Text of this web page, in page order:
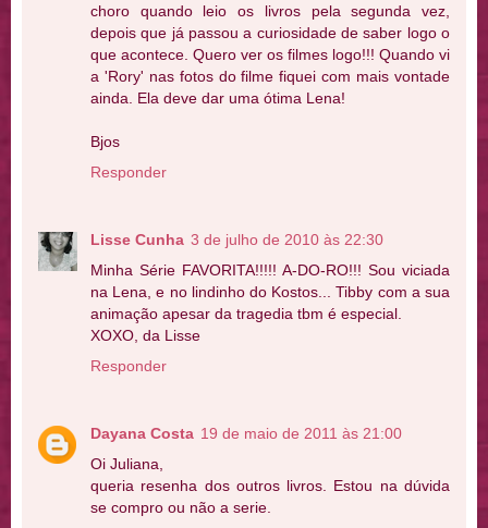
choro quando leio os livros pela segunda vez,
depois que já passou a curiosidade de saber logo o
que acontece. Quero ver os filmes logo!!! Quando vi
a 'Rory' nas fotos do filme fiquei com mais vontade
ainda. Ela deve dar uma ótima Lena!
Bjos
Responder
Lisse Cunha 3 de julho de 2010 às 22:30
Minha Série FAVORITA!!!!! A-DO-RO!!! Sou viciada
na Lena, e no lindinho do Kostos... Tibby com a sua
animação apesar da tragedia tbm é especial.
XOXO, da Lisse
Responder
Dayana Costa 19 de maio de 2011 às 21:00
Oi Juliana,
queria resenha dos outros livros. Estou na dúvida
se compro ou não a serie.